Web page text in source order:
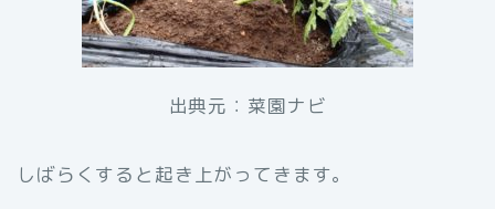
出典元：菜園ナビ
しばらくすると起き上がってきます。